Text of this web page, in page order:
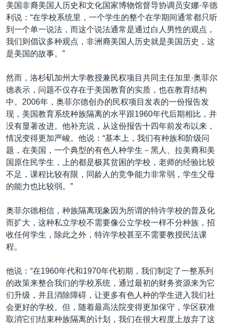
美国非裔美国人历史和文化国家博物馆督导协调员安娜·辛德
利说：“在学校系统里，一个学生的整个在学期间通常都只听
到一个单一说法，而这个说法通常是通过白人男性的观点，
我们则倡议多种观点，非洲裔美国人历史就是美国历史，这
是美国的故事。”
然而，洛杉矶加州大学教授兼民权项目共同主任加里·奥菲尔
德表示，问题不仅存在于美国教育的实质，也在教育结构
中。2006年，奥菲尔德创办的民权项目发表的一份报告发
现，美国教育系统种族隔离的水平跟1960年代后期相比，并
没有显著改进。他补充说，从这份报告十四年前发布以来，
情况变得更加严峻。他说：“基本上，我们有种族和阶级问
题，在美国，一个典型的有色人种学生－黑人、拉美裔和美
国原住民学生，上的都是极其贫困的学校，老师的经验比较
不足，课程比较有限，同龄人的竞争能力非常弱，学生父母
的能力也比较弱。”
奥菲尔德相信，种族隔离现象因为所谓的特许学校的普及化
而扩大，这种私立学校不需要像公立学校一样不分种族，招
收任何学生，除此之外，特许学校甚至不需要教授民法课
程。
他说：“在1960年代和1970年代初期，我们制定了一整系列
的政策来整合我们的学校系统，通过最初的财务资源来为它
们升级，并且消除障碍，让更多有色人种的学生进入我们社
会更好的学校。但，随着最高法院变得更加保守，学区获准
取消它们结束种族隔离的计划，我们在很大程度上放弃了这